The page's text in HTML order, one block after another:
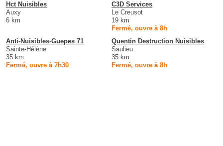
Hct Nuisibles
Auxy
6 km
C3D Services
Le Creusot
19 km
Fermé, ouvre à 8h
Anti-Nuisibles-Guepes 71
Sainte-Hélène
35 km
Fermé, ouvre à 7h30
Quentin Destruction Nuisibles
Saulieu
35 km
Fermé, ouvre à 8h